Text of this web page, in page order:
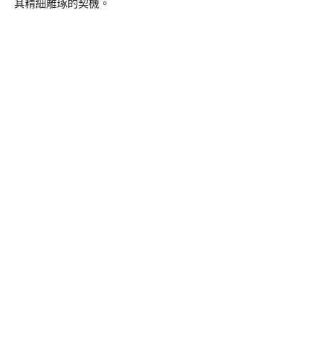
其精細雕琢的契機。